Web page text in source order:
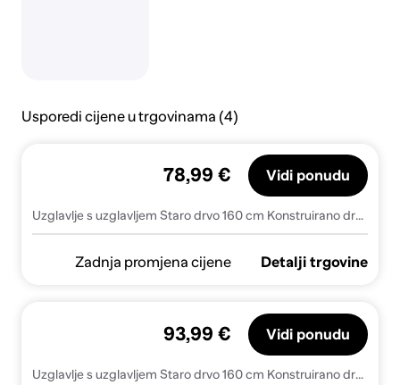
Usporedi cijene u trgovinama (4)
Uzglavlje s uzglavljem Staro drvo 160 cm Konstruirano drvo
78,99 € Vidi ponudu
Zadnja promjena cijene Detalji trgovine
Uzglavlje s uzglavljem Staro drvo 160 cm Konstruirano drvo
93,99 € Vidi ponudu